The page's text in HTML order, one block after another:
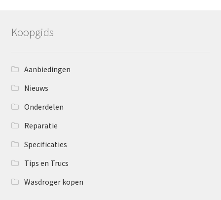
Koopgids
Aanbiedingen
Nieuws
Onderdelen
Reparatie
Specificaties
Tips en Trucs
Wasdroger kopen